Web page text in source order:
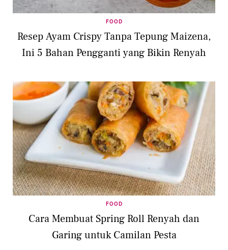
FOOD
Resep Ayam Crispy Tanpa Tepung Maizena,
Ini 5 Bahan Pengganti yang Bikin Renyah
FOOD
Cara Membuat Spring Roll Renyah dan
Garing untuk Camilan Pesta